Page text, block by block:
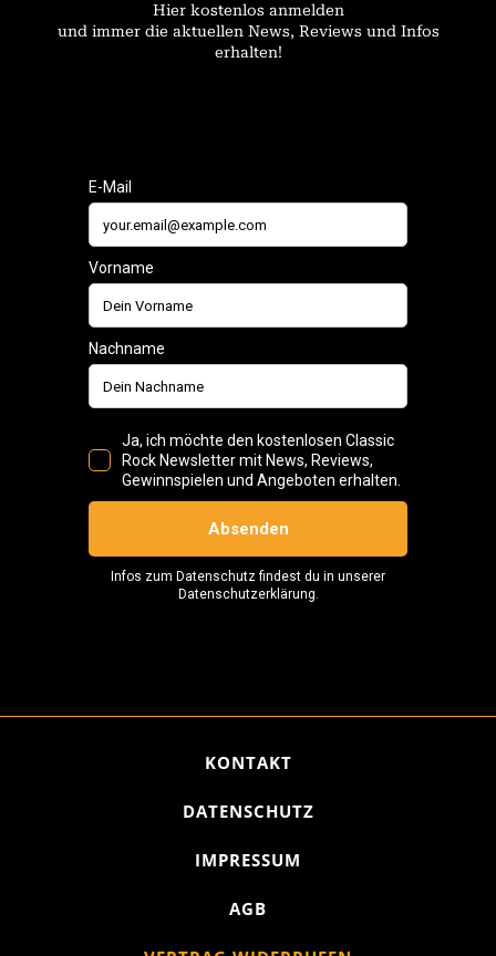
Hier kostenlos anmelden
und immer die aktuellen News, Reviews und Infos
erhalten!
KONTAKT
DATENSCHUTZ
IMPRESSUM
AGB